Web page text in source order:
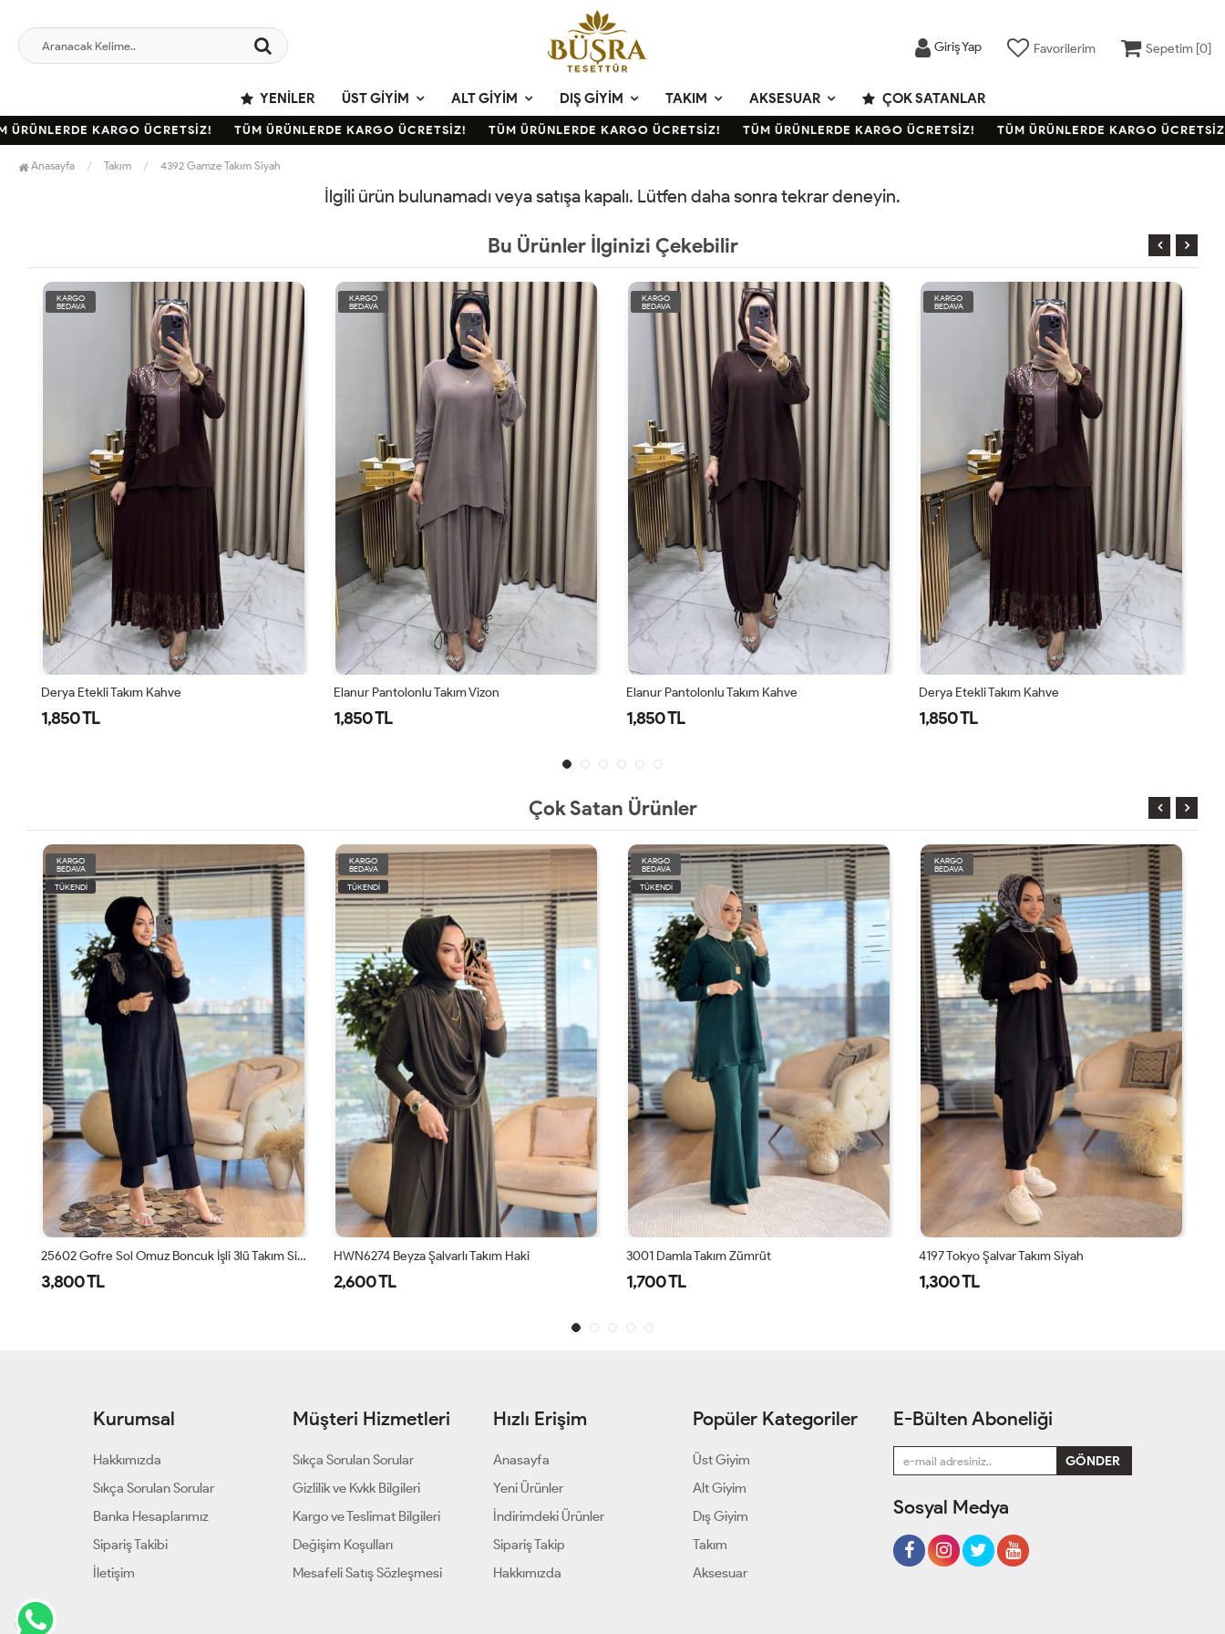
Giriş Yap Favorilerim Sepetim [0]
YENILER ÜST GIYIM ALT GIYIM DIŞ GIYIM TAKIM AKSESUAR ÇOK SATANLAR
KARGO ÜCRETSİZ! TÜM ÜRÜNLERDE KARGO ÜCRETSİZ! TÜM ÜRÜNLERDE KARGO ÜCRETSİZ! TÜM ÜRÜNLERDE KARGO ÜCRETSİZ! TÜM ÜRÜNLERDE KARGO ÜCRETSİZ!
Anasayfa Takım 4392 Gamze Takım Siyah
İlgili ürün bulunamadı veya satışa kapalı. Lütfen daha sonra tekrar deneyin.
Bu Ürünler İlginizi Çekebilir
KARGO
BEDAVA
Elanur Pantolonlu Takım Vizon
1,850 TL
KARGO
BEDAVA
Elanur Pantolonlu Takım Kahve
1,850 TL
KARGO
BEDAVA
Derya Etekli Takım Kahve
1,850 TL
KARGO
BEDAVA
Derya Etekli Takım Siyah
1,850 TL
Çok Satan Ürünler
KARGO
BEDAVA
TÜKENDİ
HWN6274 Beyza Şalvarlı Takım Haki
2,600 TL
KARGO
BEDAVA
TÜKENDİ
3001 Damla Takım Zümrüt
1,700 TL
KARGO
BEDAVA
4197 Tokyo Şalvar Takım Siyah
1,300 TL
KARGO
BEDAVA
1,500 TL
Kurumsal
Hakkımızda
Sıkça Sorulan Sorular
Banka Hesaplarımız
Sipariş Takibi
İletişim
Müşteri Hizmetleri
Sıkça Sorulan Sorular
Gizlilik ve Kvkk Bilgileri
Kargo ve Teslimat Bilgileri
Değişim Koşulları
Mesafeli Satış Sözleşmesi
Hızlı Erişim
Anasayfa
Yeni Ürünler
İndirimdeki Ürünler
Sipariş Takip
Hakkımızda
Popüler Kategoriler
Üst Giyim
Alt Giyim
Dış Giyim
Takım
Aksesuar
E-Bülten Aboneliği
Sosyal Medya